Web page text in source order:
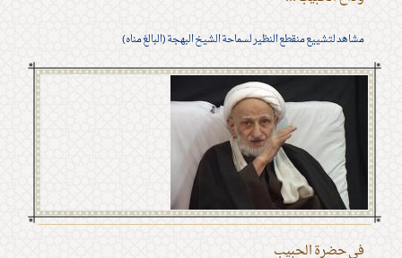
مشاهد لتشييع منقطع النظير لسماحة الشيخ البهجة (البالغ مناه)
في حضرة الحبيب